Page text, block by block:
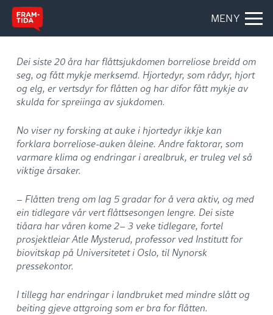
MENY
Dei siste 20 åra har flåttsjukdomen borreliose breidd om
seg, og fått mykje merksemd. Hjortedyr, som rådyr, hjort
og elg, er vertsdyr for flåtten og har difor fått mykje av
skulda for spreiinga av sjukdomen.
No viser ny forsking at auke i hjortedyr ikkje kan
forklara borreliose-auken åleine. Andre faktorar, som
varmare klima og endringar i arealbruk, er truleg vel så
viktige årsaker.
– Flåtten treng om lag 5 gradar for å vera aktiv, og med
ein tidlegare vår vert flåttsesongen lengre. Dei siste
tiåara har våren kome 2– 3 veke tidlegare, fortel
prosjektleiar Atle Mysterud, professor ved Institutt for
biovitskap på Universitetet i Oslo, til Nynorsk
pressekontor.
I tillegg har endringar i landbruket med mindre slått og
beiting gjeve attgroing som er bra for flåtten.